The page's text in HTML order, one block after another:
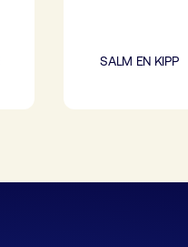
SALM EN KIPP